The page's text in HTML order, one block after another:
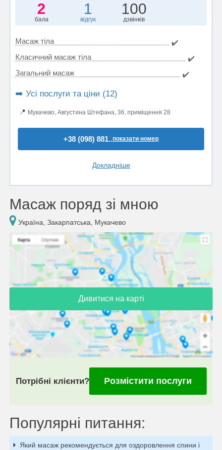
2
бала
1
відгук
100
дзвінків
Масаж тіла
✔️
Класичний масаж тіла
✔️
Загальний масаж
✔️
➡️ Усі послуги та ціни (12)
📍 Мукачево, Августина Штефана, 36, приміщення 28
+38 (098) 881..показати номер
Докладніше
Масаж поряд зі мною
Україна, Закарпатська, Мукачево
Дивитися на карті
Потрібні клієнти? Розмістити послуги
Популярні питання:
Який масаж рекомендується для оздоровлення спини і